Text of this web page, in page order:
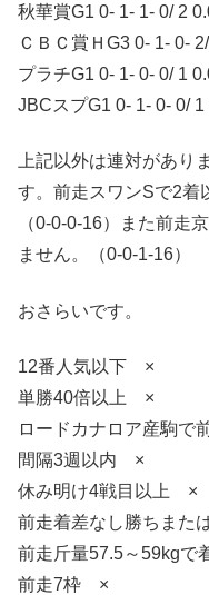
秋華賞G1 0- 1- 1- 0/ 2
ＣＢＣ賞ＨG3 0- 1- 0-
プラチG1 0- 1- 0- 0/ 1
JBCスプG1 0- 1- 0- 0/
上記以外は連対があり
す。前走スワンSで2着
（0-0-0-16）また前走
ません。（0-0-1-16）
おさらいです。
12番人気以下 ×
単勝40倍以上 ×
ロードカナロア産駒
間隔3週以内 ×
休み明け4戦目以上 ×
前走着差なし勝ちまた
前走斤量57.5～59kg
前走7枠 ×